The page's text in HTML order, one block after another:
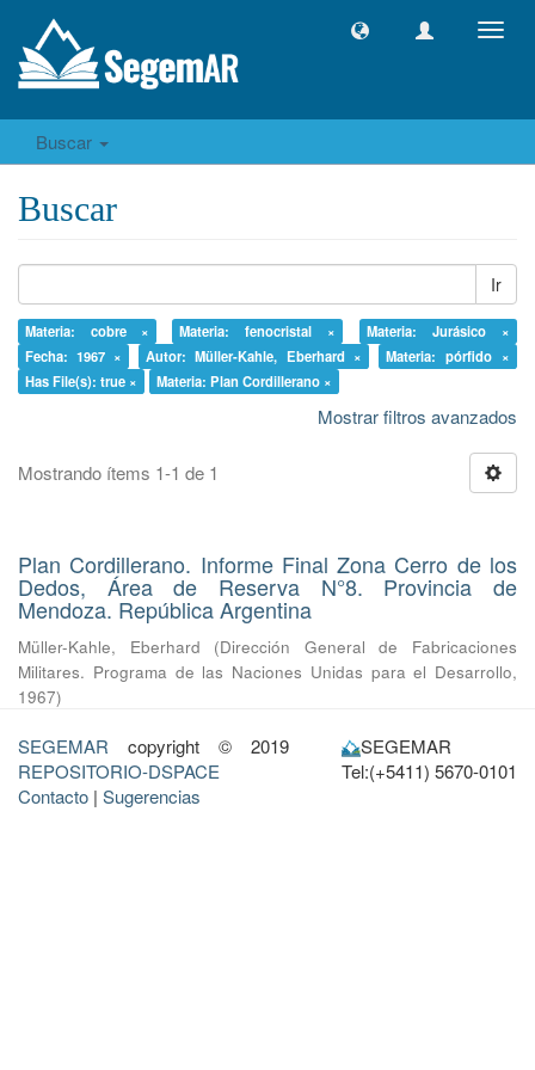
Buscar
Buscar
Ir
Materia: cobre × Materia: fenocristal ×
Materia: Jurásico ×
Fecha: 1967 ×
Autor: Müller-Kahle, Eberhard ×
Materia: pórfido ×
Has File(s): true ×
Materia: Plan Cordillerano ×
Mostrar filtros avanzados
Mostrando ítems 1-1 de 1
Plan Cordillerano. Informe Final Zona Cerro de los
Dedos, Área de Reserva N°8. Provincia de
Mendoza. República Argentina
Müller-Kahle, Eberhard (Dirección General de Fabricaciones
Militares. Programa de las Naciones Unidas para el Desarrollo,
1967)
SEGEMAR copyright © 2019
REPOSITORIO-DSPACE
Contacto | Sugerencias
SEGEMAR
Tel:(+5411) 5670-0101